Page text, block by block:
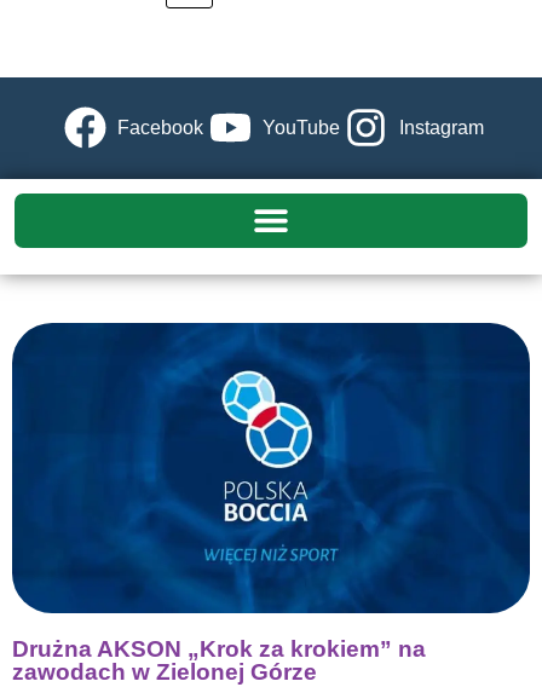
Facebook YouTube Instagram
Drużna AKSON „Krok za krokiem” na
zawodach w Zielonej Górze